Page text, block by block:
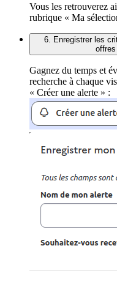
Vous les retrouverez
rubrique « Ma
6. Enregistrer les
offres
Gagnez du temps et
recherche à chaque
« Créer une alerte » :